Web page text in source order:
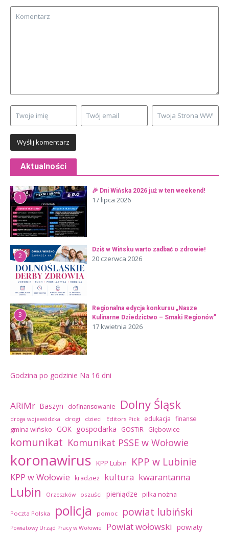
Aktualności
1
🎉 Dni Wińska 2026 już w ten weekend!
17 lipca 2026
2
Dziś w Wińsku warto zadbać o zdrowie!
20 czerwca 2026
3
Regionalna edycja konkursu „Nasze
Kulinarne Dziedzictwo – Smaki Regionów”
17 kwietnia 2026
Godzina po godzinie Na 16 dni
ARiMr Baszyn dofinansowanie Dolny Śląsk
droga wojewódzka drogi dzieci Editors Pick edukacja finanse
gmina wińsko GOK gospodarka GOSTiR Głębowice
komunikat Komunikat PSSE w Wołowie
koronawirus KPP Lubin KPP w Lubinie
KPP w Wołowie kradzież kultura kwarantanna
Lubin Orzeszków oszuści pieniądze piłka nożna
Poczta Polska policja pomoc powiat lubiński
Powiatowy Urząd Pracy w Wołowie Powiat wołowski powiaty